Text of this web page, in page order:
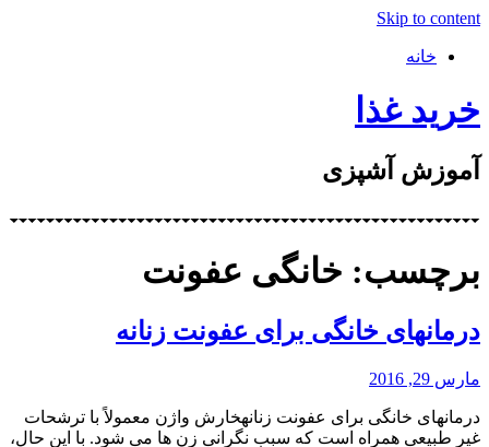
Skip to content
خانه
خرید غذا
آموزش آشپزی
برچسب: خانگی عفونت
درمانهای خانگی برای عفونت زنانه
مارس 29, 2016
درمانهای خانگی برای عفونت زنانهخارش واژن معمولاً با ترشحات
غیر طبیعی همراه است که سبب نگرانی زن ها می شود. با این حال،